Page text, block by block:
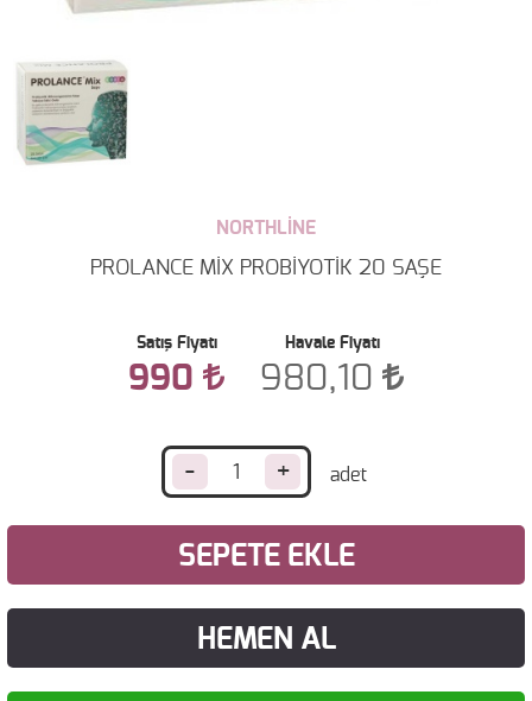
NORTHLİNE
PROLANCE MİX PROBİYOTİK 20 SAŞE
Satış Fiyatı
990
Havale Fiyatı
980,10
- +
SEPETE EKLE
HEMEN AL